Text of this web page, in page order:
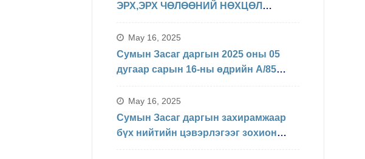
ЭРХ,ЭРХ ЧӨЛӨӨНИЙ НӨХЦӨЛ
May 16, 2025
Сумын Засаг даргын 2025 оны 05
дугаар сарын 16-ны өдрийн А/85
хуваарийн дагуу явагдахаар болсон.
May 16, 2025
Сумын Засаг даргын захирамжаар
бүх нийтийн цэвэрлэгээг зохион